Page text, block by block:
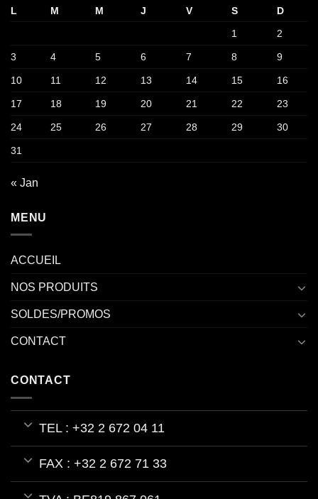
L M M J V S
D
1
2
3 4 5 6 7 8 9
10 11 12 13 14 15 16
17 18 19 20 21 22 23
24 25 26 27 28 29 30
31
« Jan
MENU
ACCUEIL
NOS PRODUITS
SOLDES/PROMOS
CONTACT
CONTACT
TEL : +32 2 672 04 11
FAX : +32 2 672 71 33